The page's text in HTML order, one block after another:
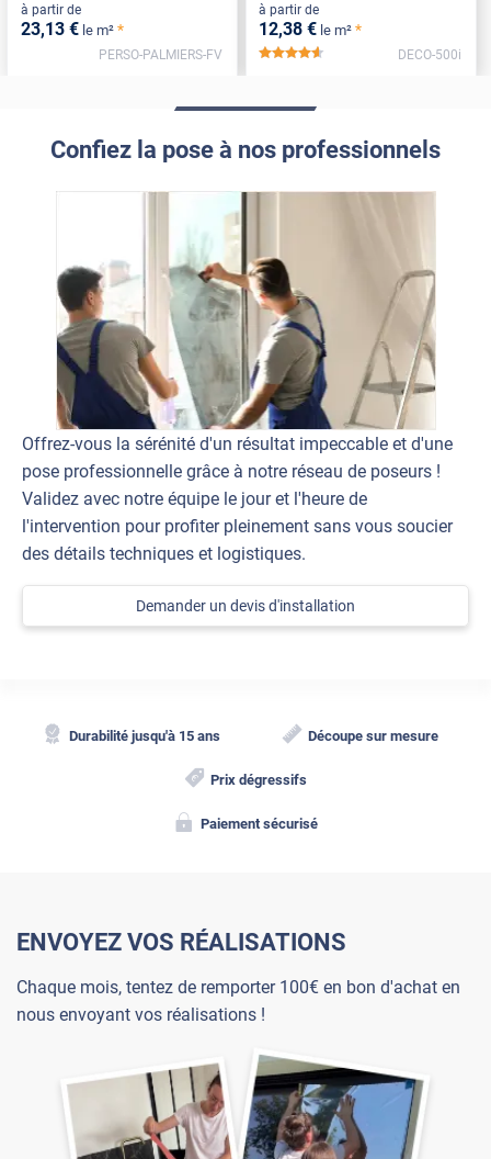
à partir de
23,13 € le m² *
PERSO-PALMIERS-FV
à partir de
12,38 € le m² *
*****
DECO-500i
Confiez la pose à nos professionnels
Offrez-vous la sérénité d'un résultat impeccable et d'une
pose professionnelle grâce à notre réseau de poseurs !
Validez avec notre équipe le jour et l'heure de
l'intervention pour profiter pleinement sans vous soucier
des détails techniques et logistiques.
Demander un devis d'installation
Durabilité jusqu'à 15 ans Découpe sur mesure
Prix dégressifs
Paiement sécurisé
ENVOYEZ VOS RÉALISATIONS
Chaque mois, tentez de remporter 100€ en bon d'achat en
nous envoyant vos réalisations !